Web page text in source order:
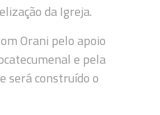
da Igreja.
Orani pelo apoio
e pela
será construído o